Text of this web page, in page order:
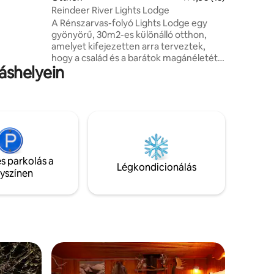
Van
Reindeer River Lights Lodge
A Rénszarvas-folyó Lights Lodge egy
gyönyörű, 30m2-es különálló otthon,
amelyet kifejezetten arra terveztek,
hogy a család és a barátok magánéletét,
valamint meleg, otthonos emlékeket
biztosítson a sarkvidéki tartózkodásuk
részére tett utazás izgalmas és egyedi,
mivel ez a víkendház teljes, északi
fekvésű ablakokkal van felszerelve,
amelyek a saját szálláshelyed melegében
parkolás a
Légkondicionálás